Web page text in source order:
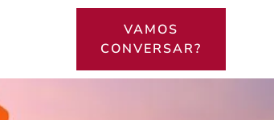
VAMOS
CONVERSAR?